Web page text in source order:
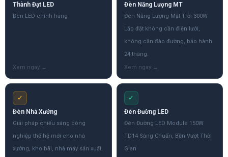
Thành Đạt LED
Đèn LED chính hãng
Đèn Năng Lượng MT
Đèn Năng Lượng Mặt Trời 300W
Lắp đặt không cần điện lưới,
không cần đào đường, bảo hành
24 tháng.
✓
Đèn Nhà Xưởng
Giải pháp chiếu sáng công
nghiệp thế hệ mới cho nhà
xưởng, kho bãi, nhà máy sản xuất.
✓
Đèn Đường LED
Đèn Đường LED Module 150W
TD14 Sáng Chuẩn, Bền Vượt Thời
Gian